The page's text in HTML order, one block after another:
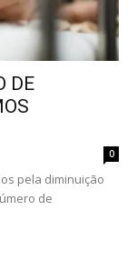
DE
0
pela diminuição
de